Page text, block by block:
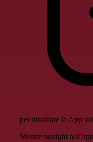
per installare la App
Mentre navighi